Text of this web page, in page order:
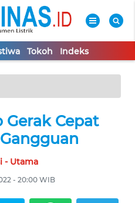
Tokoh Indeks
Gerak Cepat
- Utama
- 20:00 WIB